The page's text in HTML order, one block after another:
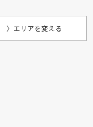
〉エリアを変える